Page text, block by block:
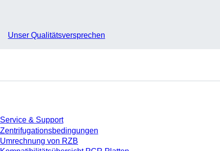
Unser Qualitätsversprechen
Service & Support
Zentrifugationsbedingungen
Umrechnung von RZB